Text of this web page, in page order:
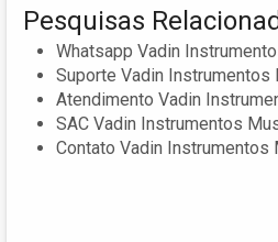
Pesquisas
Whatsapp Vadin
Suporte Vadin Instrumentos
Atendimento Vadin
SAC Vadin Instrumentos
Contato Vadin Instrumentos